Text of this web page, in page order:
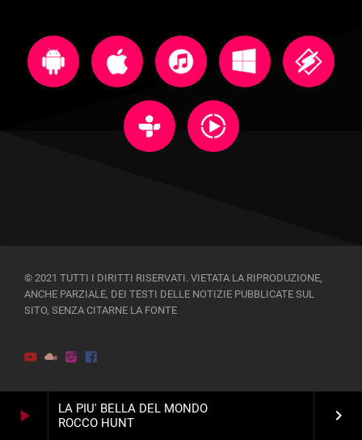
play_arrow
LA PIU' BELLA DEL MONDO
ROCCO HUNT
keyboard_arrow_right
© 2021 TUTTI I DIRITTI RISERVATI. VIETATA LA RIPRODUZIONE,
ANCHE PARZIALE, DEI TESTI DELLE NOTIZIE PUBBLICATE SUL
SITO, SENZA CITARNE LA FONTE